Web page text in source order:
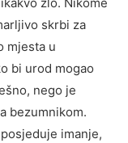
zlo. Nikome
skrbi za
mjesta u
bi urod mogao
nego je
bezumnikom.
imanje,